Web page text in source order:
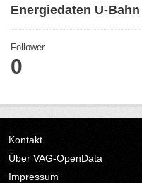
Energiedaten U-Bahn
Follower
0
Kontakt
Über VAG-OpenData
Impressum